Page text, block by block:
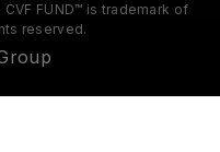
FUND™ is trademark of
reserved.